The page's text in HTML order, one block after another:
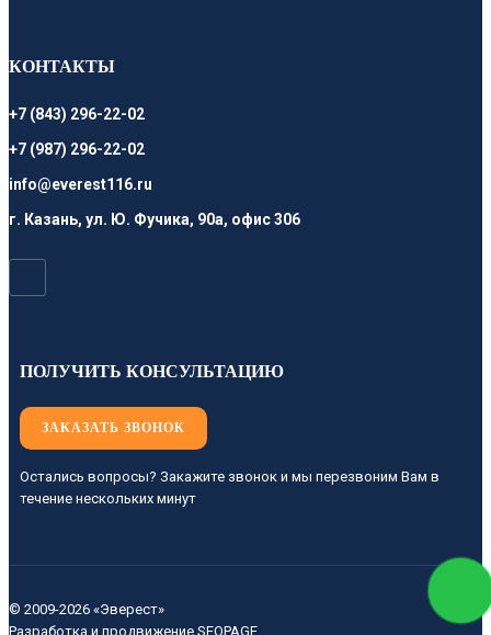
КОНТАКТЫ
+7 (843) 296-22-02
+7 (987) 296-22-02
info@everest116.ru
г. Казань, ул. Ю. Фучика, 90а, офис 306
ПОЛУЧИТЬ КОНСУЛЬТАЦИЮ
ЗАКАЗАТЬ ЗВОНОК
Остались вопросы? Закажите звонок и мы перезвоним Вам в
течение нескольких минут
© 2009-2026 «Эверест»
Разработка и продвижение SEOPAGE